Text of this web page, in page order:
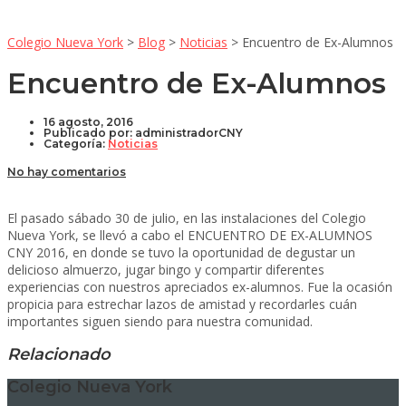
Colegio Nueva York > Blog > Noticias > Encuentro de Ex-Alumnos
Encuentro de Ex-Alumnos
16 agosto, 2016
Publicado por: administradorCNY
Categoría: Noticias
No hay comentarios
El pasado sábado 30 de julio, en las instalaciones del Colegio
Nueva York, se llevó a cabo el ENCUENTRO DE EX-ALUMNOS
CNY 2016, en donde se tuvo la oportunidad de degustar un
delicioso almuerzo, jugar bingo y compartir diferentes
experiencias con nuestros apreciados ex-alumnos. Fue la ocasión
propicia para estrechar lazos de amistad y recordarles cuán
importantes siguen siendo para nuestra comunidad.
Relacionado
Colegio Nueva York